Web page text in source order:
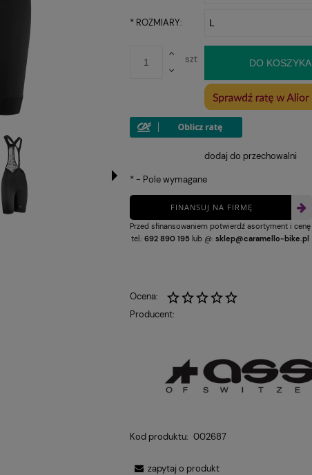
* ROZMIARY:
szt DO KOSZYKA
dodaj do przechowalni
*- Pole wymagane
FINANSUJ NA FIRMĘ
Przed sfinansowaniem potwierdź asortyment i cenę
tel.:692 890 195 lub @:sklep@caramello-bike.pl
Ocena:
Producent:
Kod produktu: 002687
zapytaj o produkt